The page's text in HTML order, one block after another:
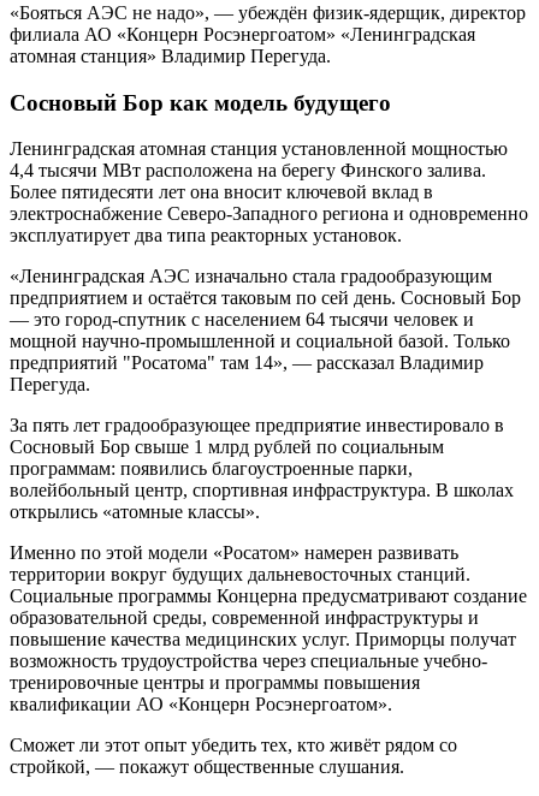
«Бояться АЭС не надо», — убеждён физик-ядерщик, директор
филиала АО «Концерн Росэнергоатом» «Ленинградская
атомная станция» Владимир Перегуда.
Сосновый Бор как модель будущего
Ленинградская атомная станция установленной мощностью
4,4 тысячи МВт расположена на берегу Финского залива.
Более пятидесяти лет она вносит ключевой вклад в
электроснабжение Северо-Западного региона и одновременно
эксплуатирует два типа реакторных установок.
«Ленинградская АЭС изначально стала градообразующим
предприятием и остаётся таковым по сей день. Сосновый Бор
— это город-спутник с населением 64 тысячи человек и
мощной научно-промышленной и социальной базой. Только
предприятий "Росатома" там 14», — рассказал Владимир
Перегуда.
За пять лет градообразующее предприятие инвестировало в
Сосновый Бор свыше 1 млрд рублей по социальным
программам: появились благоустроенные парки,
волейбольный центр, спортивная инфраструктура. В школах
открылись «атомные классы».
Именно по этой модели «Росатом» намерен развивать
территории вокруг будущих дальневосточных станций.
Социальные программы Концерна предусматривают создание
образовательной среды, современной инфраструктуры и
повышение качества медицинских услуг. Приморцы получат
возможность трудоустройства через специальные учебно-
тренировочные центры и программы повышения
квалификации АО «Концерн Росэнергоатом».
Сможет ли этот опыт убедить тех, кто живёт рядом со
стройкой, — покажут общественные слушания.